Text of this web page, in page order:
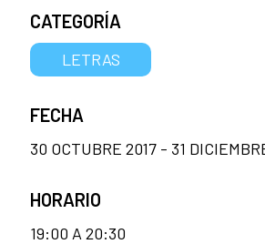
CATEGORÍA
LETRAS
FECHA
30 OCTUBRE 2017 - 31
HORARIO
19:00 A 20:30